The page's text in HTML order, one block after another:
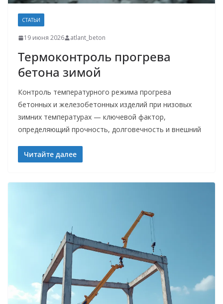
СТАТЬИ
19 июня 2026 atlant_beton
Термоконтроль прогрева
бетона зимой
Контроль температурного режима прогрева
бетонных и железобетонных изделий при низовых
зимних температурах — ключевой фактор,
определяющий прочность, долговечность и внешний
Читайте далее